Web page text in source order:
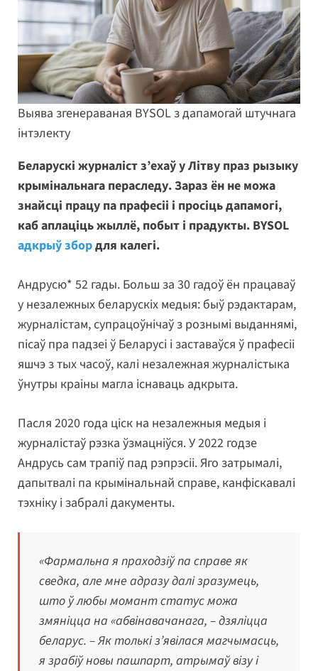
Выява згенераваная BYSOL з дапамогай штучнага
інтэлекту
Беларускі журналіст з’ехаў у Літву праз рызыку
крымінальнага пераследу. Зараз ён не можа
знайсці працу па прафесіі і просіць дапамогі,
каб аплаціць жыллё, побыт і прадукты. BYSOL
адкрыў збордля калегі.
Андрусю* 52 гады. Больш за 30 гадоў ён працаваў
у незалежных беларускіх медыя: быў рэдактарам,
журналістам, супрацоўнічаў з рознымі выданнямі,
пісаў пра падзеі ў Беларусі і заставаўся ў прафесіі
яшчэ з тых часоў, калі незалежная журналістыка
ўнутры краіны магла існаваць адкрыта.
Пасля 2020 года ціск на незалежныя медыя і
журналістаў рэзка ўзмацніўся. У 2022 годзе
Андрусь сам трапіў пад рэпрэсіі. Яго затрымалі,
дапытвалі па крымінальнай справе, канфіскавалі
тэхніку і забралі дакументы.
«Фармальна я праходзіў па справе як
сведка, але мне адразу далі зразумець,
што ў любы момант статус можа
змяніцца на «абвінавачанага, – дзяліцца
беларус. – Як толькі з’явілася магчымасць,
я зрабіў новы пашпарт, атрымаў візу і